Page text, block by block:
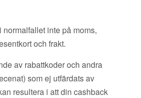
normalfallet inte på moms,
och frakt.
av rabattkoder och andra
som ej utfärdats av
resultera i att din cashback